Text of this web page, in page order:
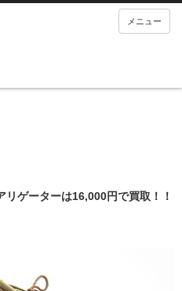
メニュー
ゲーターは16,000円で買取！！